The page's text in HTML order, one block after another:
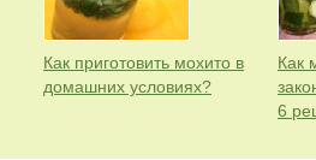
Как приготовить мохито в
домашних условиях?
Как
6